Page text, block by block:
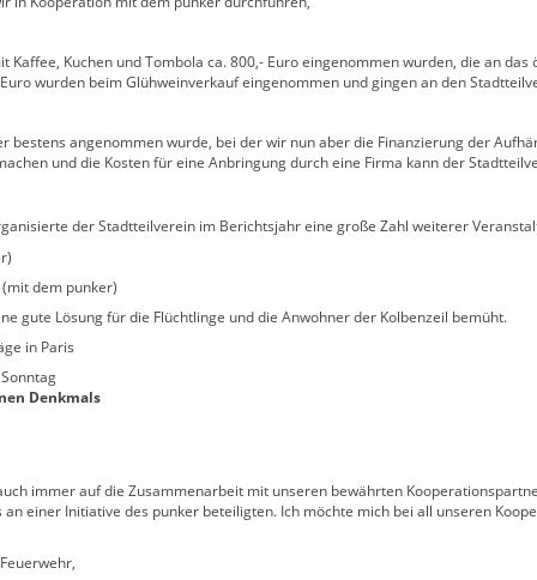
Kuchen und Tombola ca. 800,- Euro eingenommen wurden, die an das
wurden beim Glühweinverkauf eingenommen und gingen an den
bestens angenommen wurde, bei der wir nun aber die Finanzierung der
und die Kosten für eine Anbringung durch eine Firma kann der
der Stadtteilverein im Berichtsjahr eine große Zahl weiterer
dem punker)
gute Lösung für die Flüchtlinge und die Anwohner der Kolbenzeil bemüht.
in Paris
Denkmals
immer auf die Zusammenarbeit mit unseren bewährten
einer Initiative des punker beteiligten. Ich möchte mich bei all unseren